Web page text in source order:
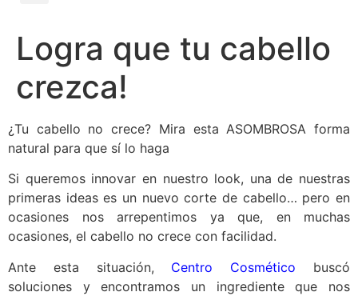
Logra que tu cabello
crezca!
¿Tu cabello no crece? Mira esta ASOMBROSA forma
natural para que sí lo haga
Si queremos innovar en nuestro look, una de nuestras
primeras ideas es un nuevo corte de cabello… pero en
ocasiones nos arrepentimos ya que, en muchas
ocasiones, el cabello no crece con facilidad.
Ante esta situación, Centro Cosmético buscó
soluciones y encontramos un ingrediente que nos